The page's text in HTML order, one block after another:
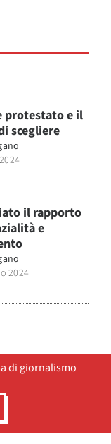
protestato e il
scegliere
il rapporto
e
2024
di giornalismo